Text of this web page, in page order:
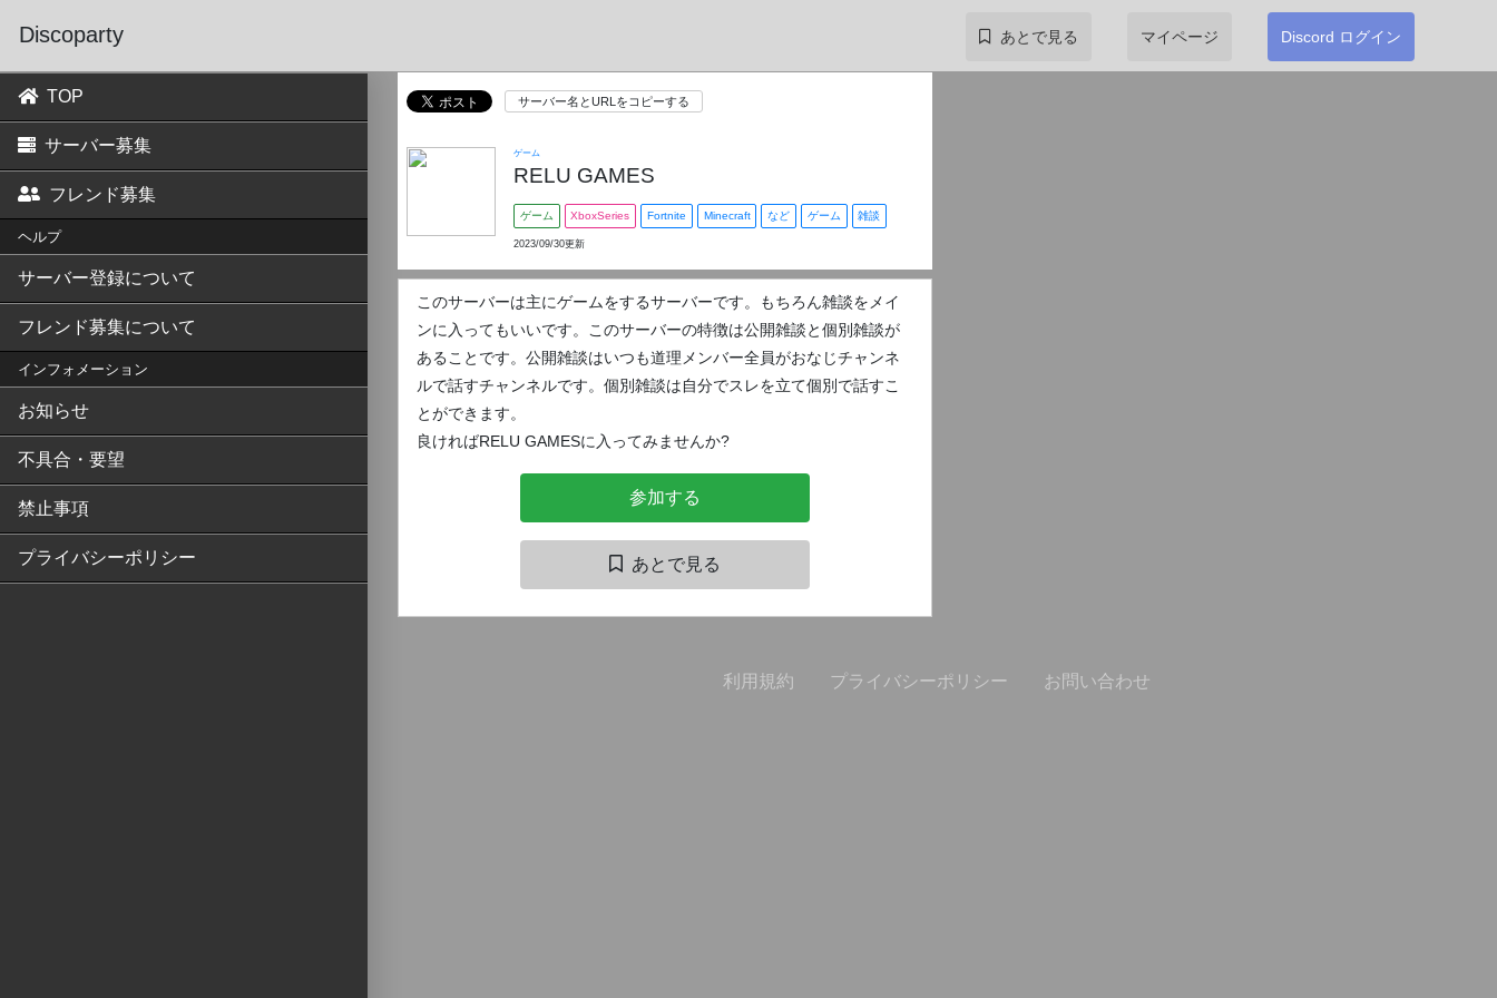
Discoparty あとで見る マイページ Discord ログイン
TOP
サーバー募集
フレンド募集
ヘルプ
サーバー登録について
フレンド募集について
インフォメーション
お知らせ
不具合・要望
禁止事項
プライバシーポリシー
サーバー名とURLをコピーする
ゲーム
RELU GAMES
ゲーム XboxSeries Fortnite Minecraft など ゲーム 雑談
2023/09/30更新
このサーバーは主にゲームをするサーバーです。もちろん雑談をメイ
ンに入ってもいいです。このサーバーの特徴は公開雑談と個別雑談が
あることです。公開雑談はいつも道理メンバー全員がおなじチャンネ
ルで話すチャンネルです。個別雑談は自分でスレを立て個別で話すこ
とができます。
良ければRELU GAMESに入ってみませんか?
参加する
あとで見る
利用規約 プライバシーポリシー お問い合わせ